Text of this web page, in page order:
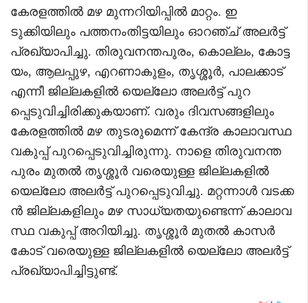
കേരളത്തില്‍ മഴ മുന്നറിയിപ്പില്‍ മാറ്റം. ഇ
ടുക്കിയിലും പത്തനംതിട്ടയിലും ഓറഞ്ച് അലര്‍ട്ട്
പ്രഖ്യാപിച്ചു. തിരുവനന്തപുരം, കൊല്ലം, കോട്ട
യം, ആലപ്പുഴ, എറണാകുളം, തൃശ്ശൂര്‍, പാലക്കാട്
എന്നീ ജില്ലകളില്‍ യെല്ലോ അലര്‍ട്ട് പുറ
പ്പെടുവിച്ചിരിക്കുകയാണ്. വരും ദിവസങ്ങളിലും
കേരളത്തില്‍ മഴ തുടരുമെന്ന് കേന്ദ്ര കാലാവസ്ഥ
വകുപ്പ് പുറപ്പെടുവിച്ചിരുന്നു. നാളെ തിരുവനന്ത
പുരം മുതൽ തൃശ്ശൂർ വരെയുള്ള ജില്ലകളിൽ
യെല്ലോ അലർട്ട് പുറപ്പെടുവിച്ചു. മറ്റന്നാൾ വടക്ക
ൻ ജില്ലകളിലും മഴ സാധ്യതയുണ്ടെന്ന് കാലാവ
സ്ഥ വകുപ്പ് അറിയിച്ചു. തൃശ്ശൂർ മുതൽ കാസർ
കോട് വരെയുള്ള ജില്ലകളിൽ യെല്ലോ അലർട്ട്
പ്രഖ്യാപിച്ചിട്ടുണ്ട്.